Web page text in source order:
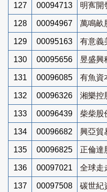
127 00094713 明寯開
128 00094967 萬鳴畝
129 00095163 有意義
130 00095656 昱盛興
131 00096085 有魚資
132 00096326 湘樂控
133 00096439 柴柴股
134 00096682 興亞貿
135 00096825 正倫達
136 00097021 全球走
137 00097508 碳世紀